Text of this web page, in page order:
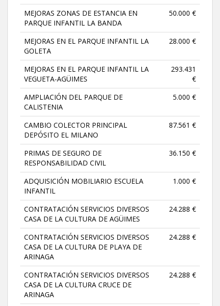
MEJORAS ZONAS DE ESTANCIA EN
PARQUE INFANTIL LA BANDA
50.000 €
MEJORAS EN EL PARQUE INFANTIL LA
GOLETA
28.000 €
MEJORAS EN EL PARQUE INFANTIL LA
VEGUETA-AGÜIMES
293.431
€
AMPLIACIÓN DEL PARQUE DE
CALISTENIA
5.000 €
CAMBIO COLECTOR PRINCIPAL
DEPÓSITO EL MILANO
87.561 €
PRIMAS DE SEGURO DE
RESPONSABILIDAD CIVIL
36.150 €
ADQUISICIÓN MOBILIARIO ESCUELA
INFANTIL
1.000 €
CONTRATACIÓN SERVICIOS DIVERSOS
CASA DE LA CULTURA DE AGÜIMES
24.288 €
CONTRATACIÓN SERVICIOS DIVERSOS
CASA DE LA CULTURA DE PLAYA DE
ARINAGA
24.288 €
CONTRATACIÓN SERVICIOS DIVERSOS
CASA DE LA CULTURA CRUCE DE
ARINAGA
24.288 €